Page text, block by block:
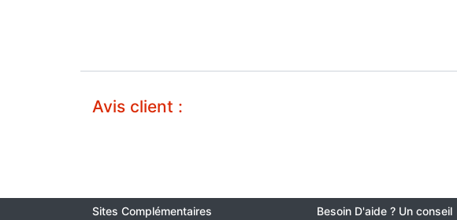
Avis client :
Sites Complémentaires Besoin D'aide ? Un conseil